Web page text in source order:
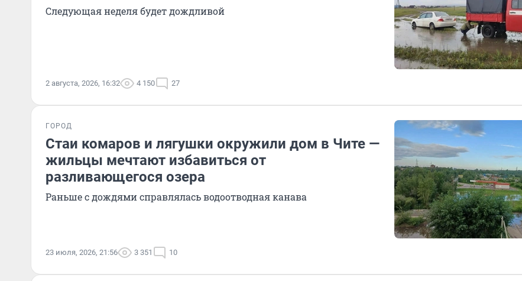
Следующая неделя будет дождливой
2 августа, 2026, 16:32 4 150 27
ГОРОД
Стаи комаров и лягушки окружили дом в Чите —
жильцы мечтают избавиться от
разливающегося озера
Раньше с дождями справлялась водоотводная канава
23 июля, 2026, 21:56 3 351 10